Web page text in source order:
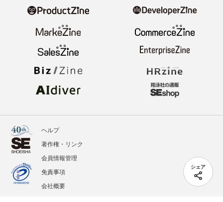
シェア
ヘルプ
著作権・リンク
会員情報管理
免責事項
会社概要